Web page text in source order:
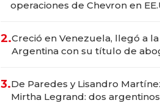
operaciones de Chevron en
2.Creció en Venezuela, llegó a la
Argentina con su título de
marcas "fast premium"
3.De Paredes y Lisandro
Mirtha Legrand: dos argentinos